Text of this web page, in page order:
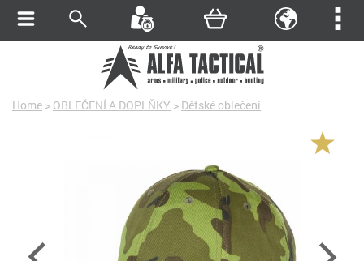
Home > OBLEČENÍ A DOPLŇKY > Dětské oblečení